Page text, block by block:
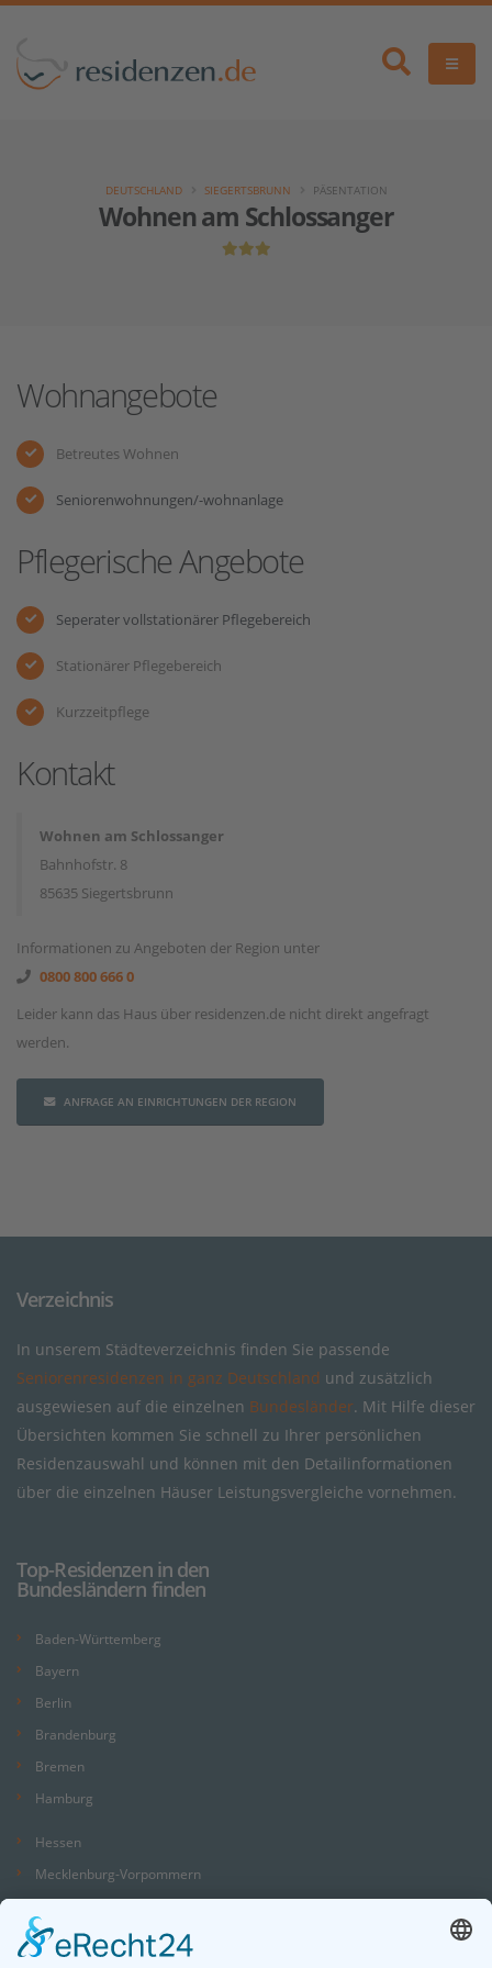
Wohnen am Schlossanger
DEUTSCHLAND SIEGERTSBRUNN PÄSENTATION
Wohnangebote
Betreutes Wohnen
Seniorenwohnungen/-wohnanlage
Pflegerische Angebote
Seperater vollstationärer Pflegebereich
Stationärer Pflegebereich
Kurzzeitpflege
Kontakt
Wohnen am Schlossanger
Bahnhofstr. 8
85635 Siegertsbrunn
Informationen zu Angeboten der Region unter
0800 800 666 0
Leider kann das Haus über residenzen.de nicht direkt angefragt
werden.
ANFRAGE AN EINRICHTUNGEN DER REGION
Verzeichnis
In unserem Städteverzeichnis finden Sie passende
Seniorenresidenzen in ganz Deutschland und zusätzlich
ausgewiesen auf die einzelnen Bundesländer. Mit Hilfe dieser
Übersichten kommen Sie schnell zu Ihrer persönlichen
Residenzauswahl und können mit den Detailinformationen
über die einzelnen Häuser Leistungsvergleiche vornehmen.
Top-Residenzen in den
Bundesländern finden
Baden-Württemberg
Bayern
Berlin
Brandenburg
Bremen
Hamburg
Hessen
Mecklenburg-Vorpommern
Niedersachsen
Nordrhein-Westfalen